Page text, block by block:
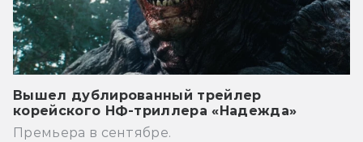
Вышел дублированный трейлер
корейского НФ-триллера «Надежда»
Премьера в сентябре.